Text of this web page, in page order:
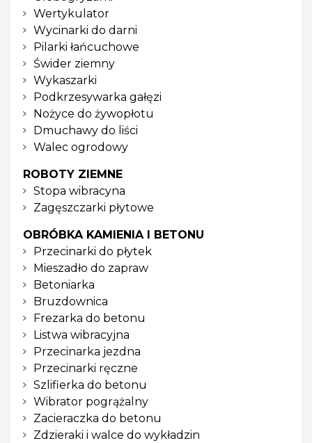
Wertykulator
Wycinarki do darni
Pilarki łańcuchowe
Świder ziemny
Wykaszarki
Podkrzesywarka gałęzi
Nożyce do żywopłotu
Dmuchawy do liści
Walec ogrodowy
ROBOTY ZIEMNE
Stopa wibracyna
Zagęszczarki płytowe
OBRÓBKA KAMIENIA I BETONU
Przecinarki do płytek
Mieszadło do zapraw
Betoniarka
Bruzdownica
Frezarka do betonu
Listwa wibracyjna
Przecinarka jezdna
Przecinarki ręczne
Szlifierka do betonu
Wibrator pogrążalny
Zacieraczka do betonu
Zdzieraki i walce do wykładzin